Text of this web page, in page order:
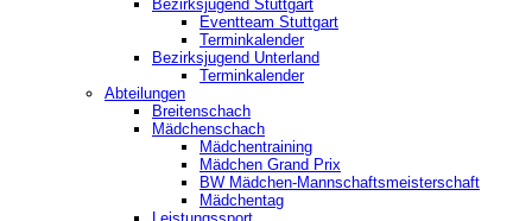
Bezirksjugend Stuttgart
‎Eventteam Stuttgart
Terminkalender
Bezirksjugend Unterland
Terminkalender
Abteilungen
Breitenschach
Mädchenschach
Mädchentraining
Mädchen Grand Prix
BW Mädchen-Mannschaftsmeisterschaft
Mädchentag